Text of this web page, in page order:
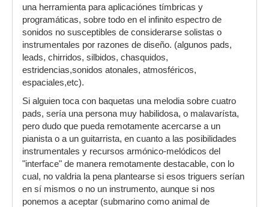
una herramienta para aplicaciónes tímbricas y
programáticas, sobre todo en el infinito espectro de
sonidos no susceptibles de considerarse solistas o
instrumentales por razones de diseño. (algunos pads,
leads, chirridos, silbidos, chasquidos,
estridencias,sonidos atonales, atmosféricos,
espaciales,etc).
Si alguien toca con baquetas una melodia sobre cuatro
pads, sería una persona muy habilidosa, o malavarísta,
pero dudo que pueda remotamente acercarse a un
pianista o a un guitarrista, en cuanto a las posibilidades
instrumentales y recursos armónico-melódicos del
"interface" de manera remotamente destacable, con lo
cual, no valdria la pena plantearse si esos triguers serían
en sí mismos o no un instrumento, aunque si nos
ponemos a aceptar (submarino como animal de